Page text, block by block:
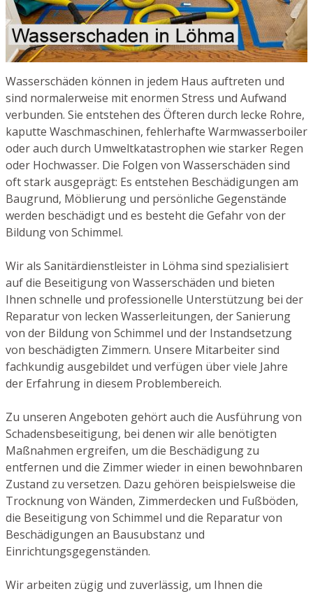
Wasserschäden können in jedem Haus auftreten und
sind normalerweise mit enormen Stress und Aufwand
verbunden. Sie entstehen des Öfteren durch lecke Rohre,
kaputte Waschmaschinen, fehlerhafte Warmwasserboiler
oder auch durch Umweltkatastrophen wie starker Regen
oder Hochwasser. Die Folgen von Wasserschäden sind
oft stark ausgeprägt: Es entstehen Beschädigungen am
Baugrund, Möblierung und persönliche Gegenstände
werden beschädigt und es besteht die Gefahr von der
Bildung von Schimmel.
Wir als Sanitärdienstleister in Löhma sind spezialisiert
auf die Beseitigung von Wasserschäden und bieten
Ihnen schnelle und professionelle Unterstützung bei der
Reparatur von lecken Wasserleitungen, der Sanierung
von der Bildung von Schimmel und der Instandsetzung
von beschädigten Zimmern. Unsere Mitarbeiter sind
fachkundig ausgebildet und verfügen über viele Jahre
der Erfahrung in diesem Problembereich.
Zu unseren Angeboten gehört auch die Ausführung von
Schadensbeseitigung, bei denen wir alle benötigten
Maßnahmen ergreifen, um die Beschädigung zu
entfernen und die Zimmer wieder in einen bewohnbaren
Zustand zu versetzen. Dazu gehören beispielsweise die
Trocknung von Wänden, Zimmerdecken und Fußböden,
die Beseitigung von Schimmel und die Reparatur von
Beschädigungen an Bausubstanz und
Einrichtungsgegenständen.
Wir arbeiten zügig und zuverlässig, um Ihnen die